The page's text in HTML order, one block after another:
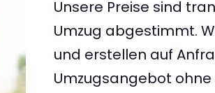
Unsere Preise sind
Umzug abgestimmt.
und erstellen auf
Umzugsangebot